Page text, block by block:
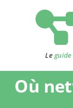
Le
Où